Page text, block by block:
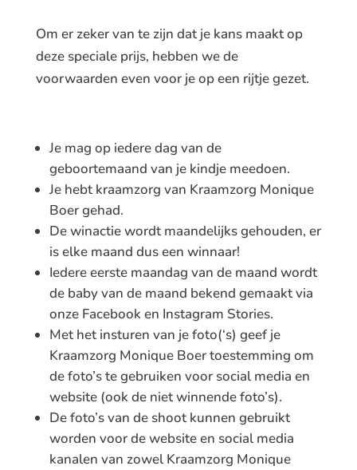
Om er zeker van te zijn dat je kans maakt op
deze speciale prijs, hebben we de
voorwaarden even voor je op een rijtje gezet.
Je mag op iedere dag van de
geboortemaand van je kindje meedoen.
Je hebt kraamzorg van Kraamzorg Monique
Boer gehad.
De winactie wordt maandelijks gehouden, er
is elke maand dus een winnaar!
Iedere eerste maandag van de maand wordt
de baby van de maand bekend gemaakt via
onze Facebook en Instagram Stories.
Met het insturen van je foto(‘s) geef je
Kraamzorg Monique Boer toestemming om
de foto’s te gebruiken voor social media en
website (ook de niet winnende foto’s).
De foto’s van de shoot kunnen gebruikt
worden voor de website en social media
kanalen van zowel Kraamzorg Monique